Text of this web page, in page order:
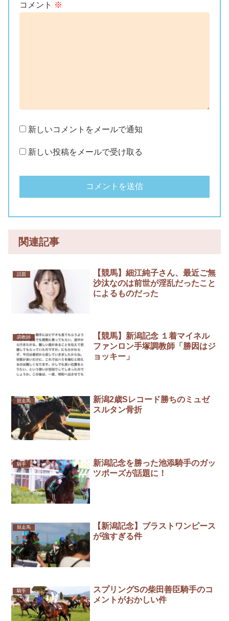
コメント ※
新しいコメントをメールで通知
新しい投稿をメールで受け取る
関連記事
話題
【競馬】細江純子さん、最近ご無
沙汰なのは前世が淫乱だったこと
によるものだった
調教師
【競馬】新潟記念 １着マイネル
ファンロン手塚調教師「勝因はジ
ョッキー」
競走馬
新潟2歳Sレコード勝ちのミュゼ
スルタン骨折
騎手
新潟記念を勝った池添騎手のガッ
ツポーズが話題に！
競走馬
【新潟記念】ブラストワンピース
が強すぎる件
騎手
スプリングSの柴田善臣騎手のコ
メントがおかしい件